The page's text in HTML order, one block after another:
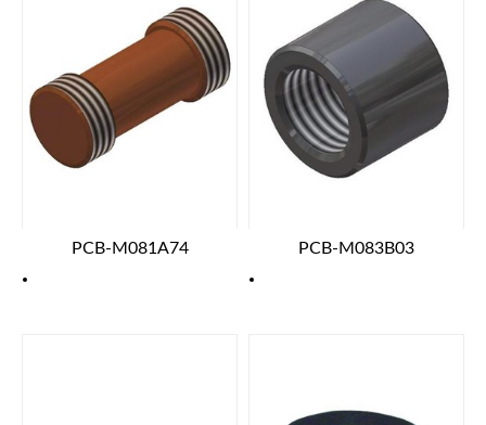
PCB-M081A74 PCB-M083B03